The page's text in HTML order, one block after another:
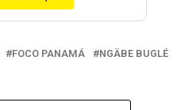
FOCO PANAMÁ
NGÄBE BUGLÉ